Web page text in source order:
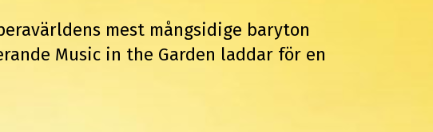
mest mångsidige baryton
Music in the Garden laddar för en